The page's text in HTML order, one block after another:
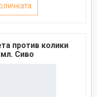
против колики
Сиво